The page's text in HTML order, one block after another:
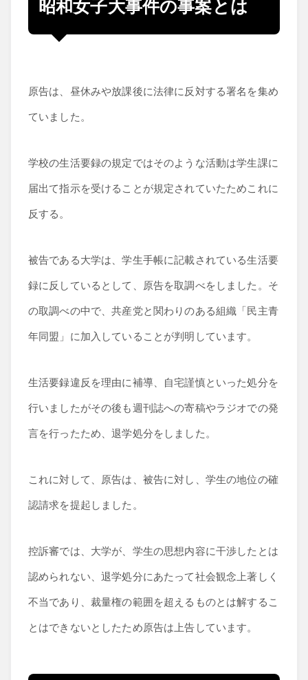
昭和女子大事件の事案とは
原告は、昼休みや放課後に法律に反対する署名を集め
ていました。
学校の生活要録の規定ではそのような活動は学生課に
届出て指示を受けることが規定されていたためこれに
反する。
被告である大学は、学生手帳に記載されている生活要
録に反しているとして、原告を取調べをしました。そ
の取調べの中で、共産党と関わりのある組織「民主青
年同盟」に加入していることが判明しています。
生活要録違反を理由に補導、自宅謹慎といった処分を
行いましたがその後も週刊誌への寄稿やラジオでの発
言を行ったため、退学処分をしました。
これに対して、原告は、被告に対し、学生の地位の確
認請求を提起しました。
控訴審では、大学が、学生の思想内容に干渉したとは
認められない、退学処分にあたって社会観念上著しく
不当であり、裁量権の範囲を超えるものとは解するこ
とはできないとしたため原告は上告しています。